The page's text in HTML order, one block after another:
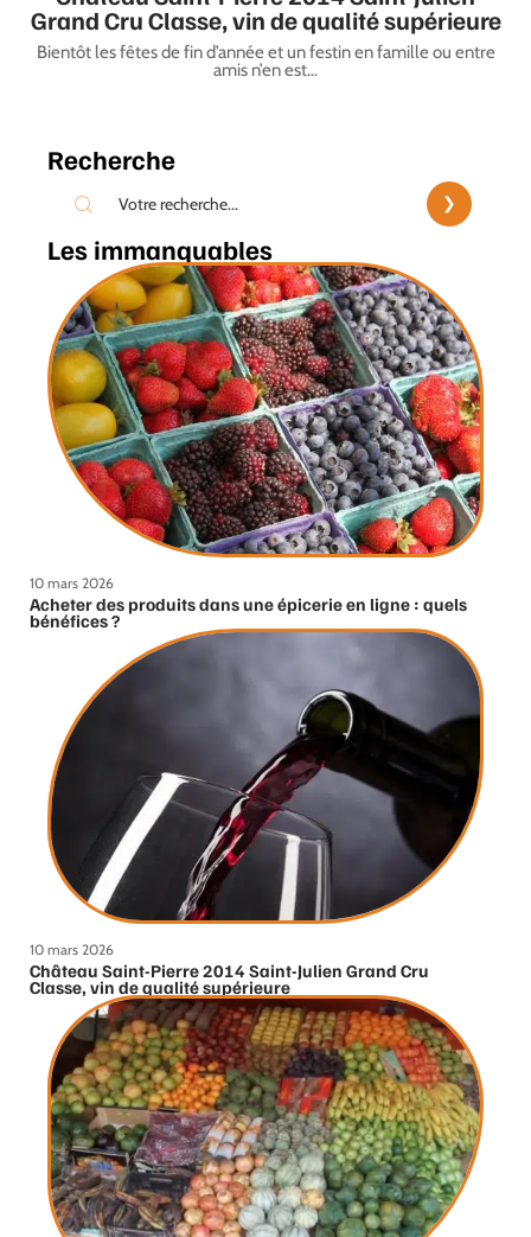
Grand Cru Classe, vin de qualité supérieure
Bientôt les fêtes de fin d’année et un festin en famille ou entre
amis n’en est…
Recherche
Les immanquables
10 mars 2026
Acheter des produits dans une épicerie en ligne : quels
bénéfices ?
10 mars 2026
Château Saint-Pierre 2014 Saint-Julien Grand Cru
Classe, vin de qualité supérieure